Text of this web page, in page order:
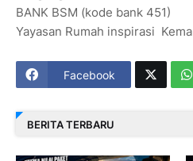
BANK BSM (kode bank 451)
Yayasan Rumah inspirasi
Facebook
BERITA TERBARU